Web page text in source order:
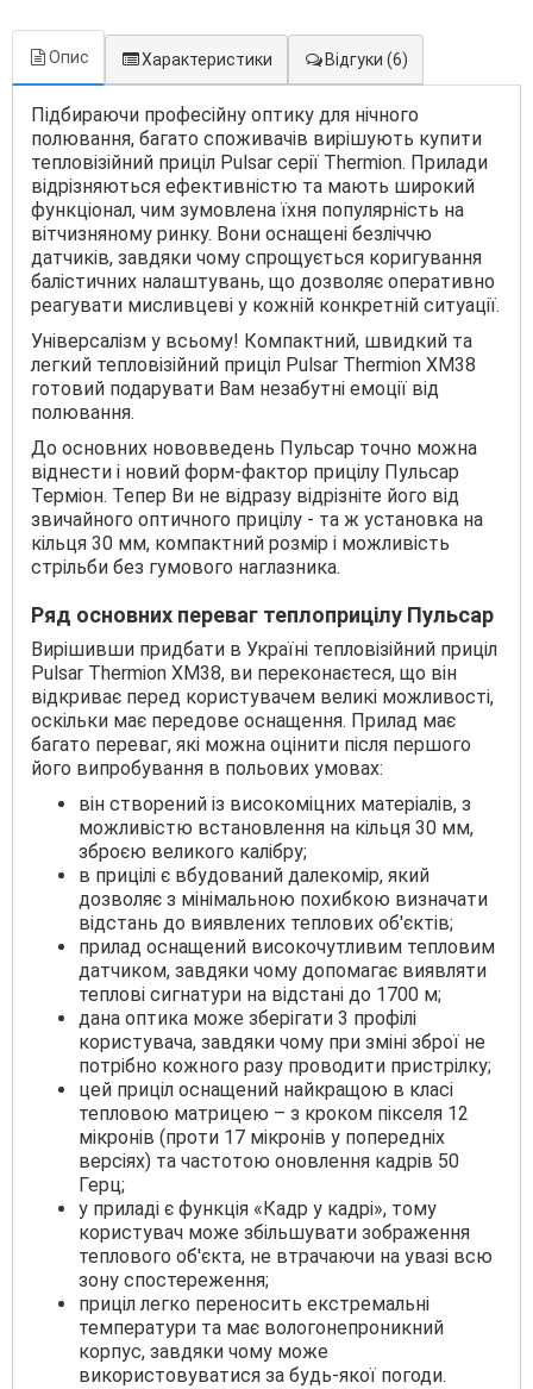
Опис Характеристики Відгуки (6)
Підбираючи професійну оптику для нічного
полювання, багато споживачів вирішують купити
тепловізійний приціл Pulsar серії Thermion. Прилади
відрізняються ефективністю та мають широкий
функціонал, чим зумовлена ​​їхня популярність на
вітчизняному ринку. Вони оснащені безліччю
датчиків, завдяки чому спрощується коригування
балістичних налаштувань, що дозволяє оперативно
реагувати мисливцеві у кожній конкретній ситуації.
Універсалізм у всьому! Компактний, швидкий та
легкий тепловізійний приціл Pulsar Thermion XM38
готовий подарувати Вам незабутні емоції від
полювання.
До основних нововведень Пульсар точно можна
віднести і новий форм-фактор прицілу Пульсар
Терміон. Тепер Ви не відразу відрізніте його від
звичайного оптичного прицілу - та ж установка на
кільця 30 мм, компактний розмір і можливість
стрільби без гумового наглазника.
Ряд основних переваг теплоприцілу Пульсар
Вирішивши придбати в Україні тепловізійний приціл
Pulsar Thermion XM38, ви переконаєтеся, що він
відкриває перед користувачем великі можливості,
оскільки має передове оснащення. Прилад має
багато переваг, які можна оцінити після першого
його випробування в польових умовах:
він створений із високоміцних матеріалів, з
можливістю встановлення на кільця 30 мм,
зброєю великого калібру;
в прицілі є вбудований далекомір, який
дозволяє з мінімальною похибкою визначати
відстань до виявлених теплових об'єктів;
прилад оснащений високочутливим тепловим
датчиком, завдяки чому допомагає виявляти
теплові сигнатури на відстані до 1700 м;
дана оптика може зберігати 3 профілі
користувача, завдяки чому при зміні зброї не
потрібно кожного разу проводити пристрілку;
цей приціл оснащений найкращою в класі
тепловою матрицею – з кроком пікселя 12
мікронів (проти 17 мікронів у попередніх
версіях) та частотою оновлення кадрів 50
Герц;
у приладі є функція «Кадр у кадрі», тому
користувач може збільшувати зображення
теплового об'єкта, не втрачаючи на увазі всю
зону спостереження;
приціл легко переносить екстремальні
температури та має вологонепроникний
корпус, завдяки чому може
використовуватися за будь-якої погоди.